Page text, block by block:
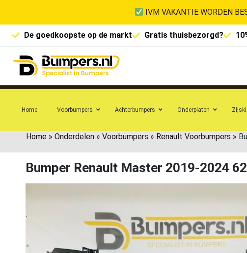
IVM VAKANTIE WORDEN
De goedkoopste op de markt Gratis thuisbezorgd?
Home Voorbumpers Achterbumpers Onderplaten
Home » Onderdelen » Voorbumpers » Renault Voorbumpers »
Bumper Renault Master 2019-2024